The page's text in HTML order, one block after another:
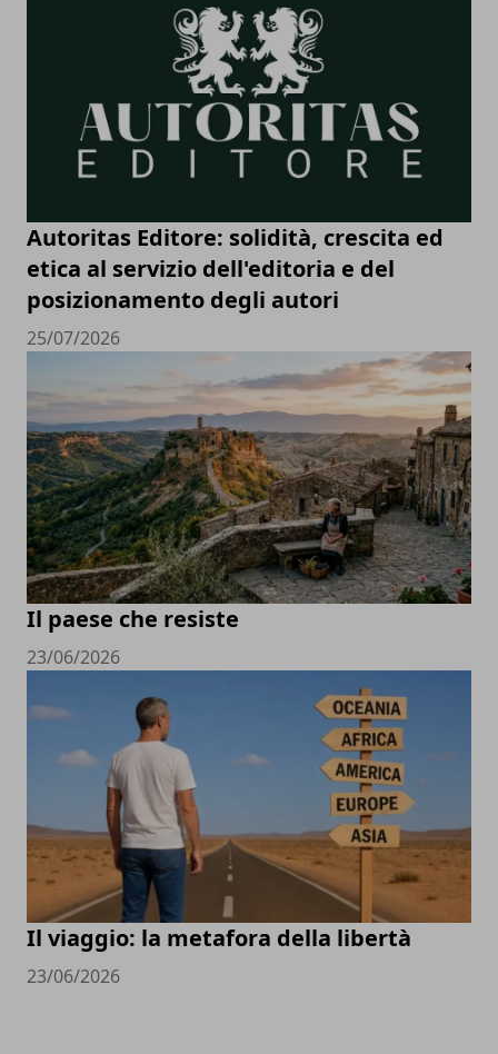
Autoritas Editore: solidità, crescita ed
etica al servizio dell'editoria e del
posizionamento degli autori
25/07/2026
Il paese che resiste
23/06/2026
Il viaggio: la metafora della libertà
23/06/2026